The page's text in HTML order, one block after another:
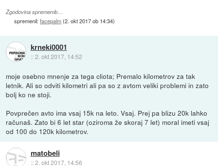
Zgodovina sprememb…
spremenil:facepalm(2. okt 2017 ob 14:34)
krneki0001
::2. okt 2017, 14:52
moje osebno mnenje za tega cliota; Premalo kilometrov za tak
letnik. Ali so odviti kilometri ali pa so z avtom veliki problemi in zato
bolj ko ne stoji.
Povprečen avto ima vsaj 15k na leto. Vsaj. Prej pa blizu 20k lahko
računaš. Zato bi 6 let star (oziroma že skoraj 7 let) moral imeti vsaj
od 100 do 120k kilometrov.
matobeli
::2. okt 2017, 14:56